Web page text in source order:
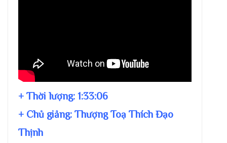
+ Thời lượng: 1:33:06
+ Chủ giảng: Thượng Toạ Thích Đạo
Thịnh